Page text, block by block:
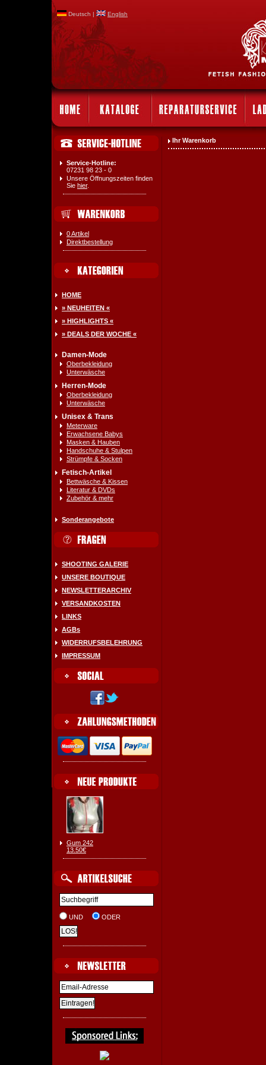
Deutsch | English
Service-Hotline:
07231 98 23 - 0
Unsere Öffnungszeiten finden
Sie hier.
0 Artikel
Direktbestellung
HOME
» NEUHEITEN «
» HIGHLIGHTS «
» DEALS DER WOCHE «
Damen-Mode
Oberbekleidung
Unterwäsche
Herren-Mode
Oberbekleidung
Unterwäsche
Unisex & Trans
Meterware
Erwachsene Babys
Masken & Hauben
Handschuhe & Stulpen
Strümpfe & Socken
Fetisch-Artikel
Bettwäsche & Kissen
Literatur & DVDs
Zubehör & mehr
Sonderangebote
SHOOTING GALERIE
UNSERE BOUTIQUE
NEWSLETTERARCHIV
VERSANDKOSTEN
LINKS
AGBs
WIDERRUFSBELEHRUNG
IMPRESSUM
Gum 242
13.50€
UND ODER
Ihr Warenkorb